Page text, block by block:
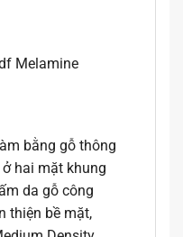
Melamine
bằng gỗ thông
hai mặt khung
da gỗ công
thiện bề mặt,